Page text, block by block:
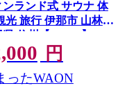
ンランド式 サウナ 体
光 旅行 伊那市 山林
県 信州【012-88】
円
ったWAON